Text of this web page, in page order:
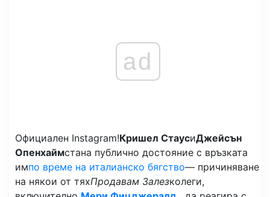
ad
Официален Instagram!Кришел СтаусиДжейсън
Опенхаймстана публично достояние с връзката
импо време на италианско бягство— причиняване
на някои от тяхПродавам Залезколеги,